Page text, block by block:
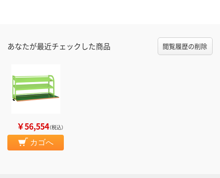
あなたが最近チェックした商品 閲覧履歴の削除
￥56,554（税込）
カゴへ